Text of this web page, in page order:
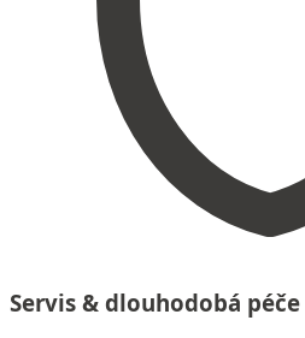
Servis & dlouhodobá péče